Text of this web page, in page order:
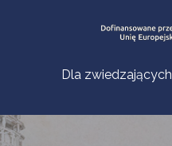
Dla zwiedzających